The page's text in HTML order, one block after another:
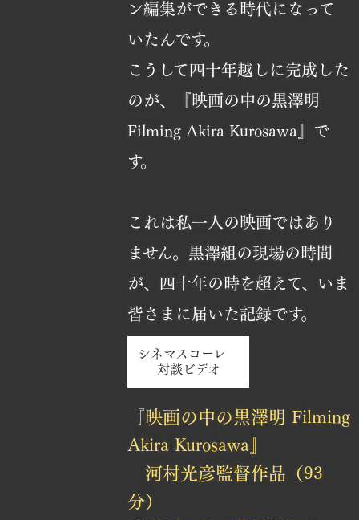
ン編集ができる時代になって
いたんです。
こうして四十年越しに完成した
のが、『映画の中の黒澤明
Filming Akira Kurosawa』で
す。
これは私一人の映画ではあり
ません。黒澤組の現場の時間
が、四十年の時を超えて、いま
皆さまに届いた記録です。
シネマスコーレ
対談ビデオ
『映画の中の黒澤明 Filming
Akira Kurosawa』
河村光彦監督作品（93
分）